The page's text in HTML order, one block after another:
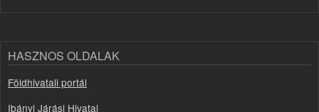
HASZNOS OLDALAK
Földhivatali portál
Ibányi Járási Hivatal